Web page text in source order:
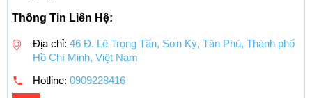
Thông Tin Liên Hệ:
Địa chỉ: 46 Đ. Lê Trọng Tấn, Sơn Kỳ, Tân Phú, Thành phố
Hồ Chí Minh, Việt Nam
Hotline: 0909228416